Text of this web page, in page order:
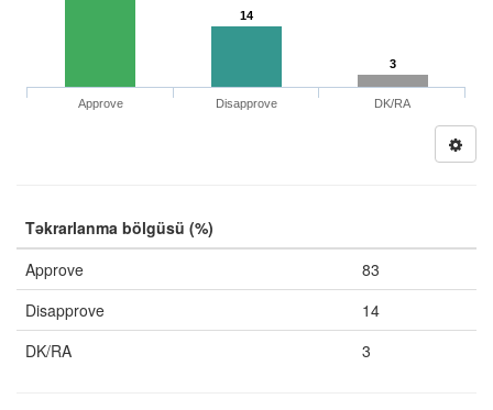
14
3
Approve Disapprove DK/RA
Təkrarlanma bölgüsü (%)
Approve
83
Disapprove
14
DK/RA
3